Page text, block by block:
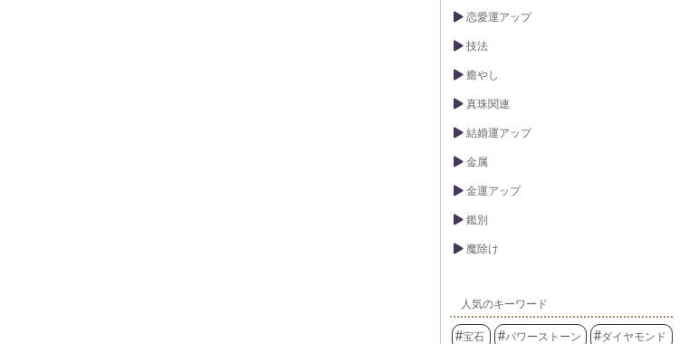
恋愛運アップ
技法
癒やし
真珠関連
結婚運アップ
金属
金運アップ
鑑別
魔除け
人気のキーワード
宝石 パワーストーン ダイヤモンド